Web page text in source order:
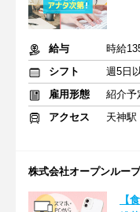
給与
時給
シフト
週5日
雇用形態
紹介予
アクセス
天神駅
株式会社オープンルー
【